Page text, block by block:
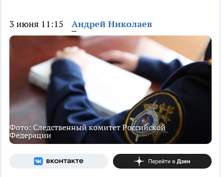
3 июня 11:15 Андрей Николаев
Фото: Следственный комитет Российской
Федерации